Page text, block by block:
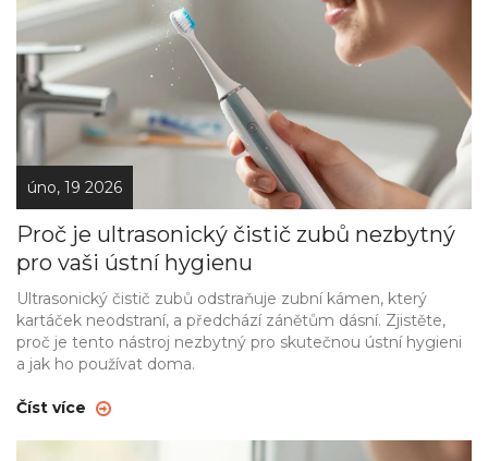
úno, 19 2026
Proč je ultrasonický čistič zubů nezbytný
pro vaši ústní hygienu
Ultrasonický čistič zubů odstraňuje zubní kámen, který
kartáček neodstraní, a předchází zánětům dásní. Zjistěte,
proč je tento nástroj nezbytný pro skutečnou ústní hygieni
a jak ho používat doma.
Číst více